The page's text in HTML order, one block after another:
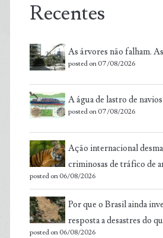
Recentes
As árvores não falham.
posted on 07/08/2026
A água de lastro de
posted on 07/08/2026
Ação internacional
criminosas de tráfico de
posted on 06/08/2026
Por que o Brasil ainda
resposta a desastres do
posted on 06/08/2026